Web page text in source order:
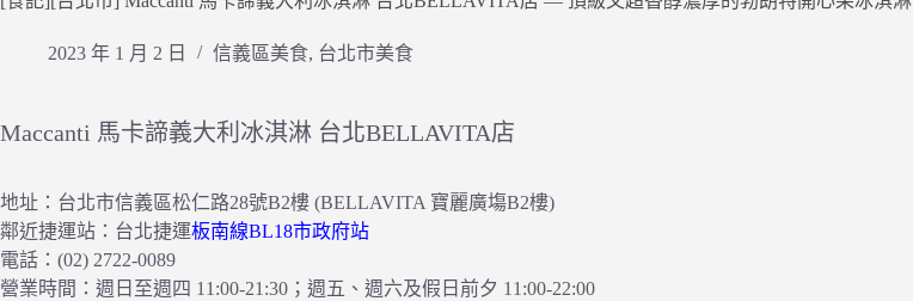
2023 年 1 月 2 日 信義區美食, 台北市美食
Maccanti 馬卡諦義大利冰淇淋 台北BELLAVITA店
地址：台北市信義區松仁路28號B2樓 (BELLAVITA 寶麗廣塲B2樓)
鄰近捷運站：台北捷運板南線BL18市政府站
電話：(02) 2722-0089
營業時間：週日至週四 11:00-21:30；週五、週六及假日前夕 11:00-22:00